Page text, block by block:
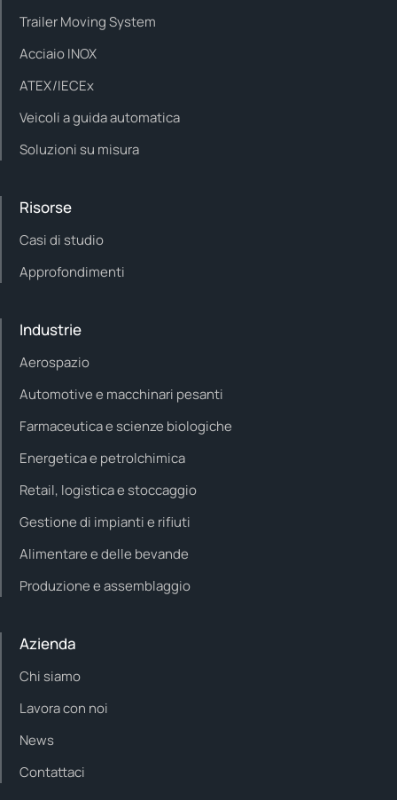
Trailer Moving System
Acciaio INOX
ATEX/IECEx
Veicoli a guida automatica
Soluzioni su misura
Risorse
Casi di studio
Approfondimenti
Industrie
Aerospazio
Automotive e macchinari pesanti
Farmaceutica e scienze biologiche
Energetica e petrolchimica
Retail, logistica e stoccaggio
Gestione di impianti e rifiuti
Alimentare e delle bevande
Produzione e assemblaggio
Azienda
Chi siamo
Lavora con noi
News
Contattaci